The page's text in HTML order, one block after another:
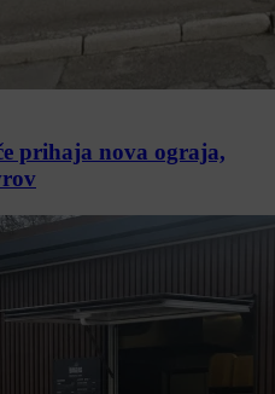
prihaja nova ograja,